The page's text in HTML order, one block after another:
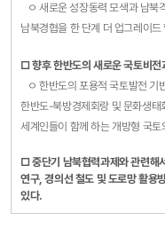
ㅇ 새로운 성장동력 모색과 남북
남북경협을 한 단계 더 업그레이드
□ 향후 한반도의 새로운 국토비전
ㅇ 한반도의 포용적 국토발전 기
한반도-북방경제회랑 및 문화생태
세계인들이 함께 하는 개방형 국
□ 중단기 남북협력과제와 관련해
연구, 경의선 철도 및 도로망 활용
있다.